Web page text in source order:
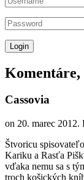
Cassovia
on 20. marec 2012.
Štvoricu
Kariku a Rasťa
vďaka nemu sa s
troch košických